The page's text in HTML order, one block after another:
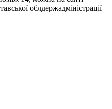
облдержадміністрації